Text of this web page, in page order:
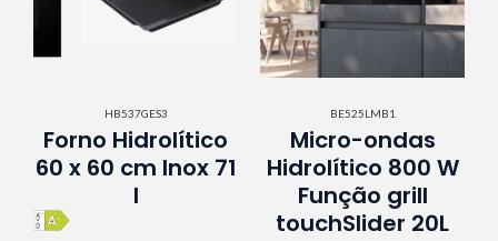
HB537GES3
Forno Hidrolítico
60 x 60 cm Inox 71
l
BE525LMB1
Micro-ondas
Hidrolítico 800 W
Função grill
touchSlider 20L